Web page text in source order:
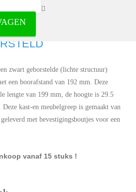
BA192MM L199MM
zwart geborstelde (lichte structuur)
een boorafstand van 192 mm. Deze
lengte van 199 mm, de hoogte is 29.5
kast-en meubelgreep is gemaakt van
met bevestigingsboutjes voor een
vanaf 15 stuks !